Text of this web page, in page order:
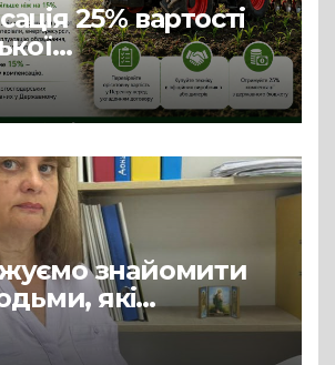
25% вартості
що
для аграріїв
знайомити
які
нашим
і захисницям